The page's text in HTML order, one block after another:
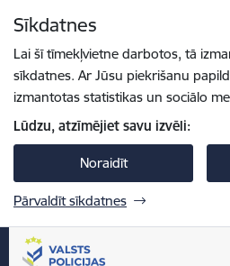
Sīkdatnes
Lai šī tīmekļvietne darbotos, tā
sīkdatnes. Ar Jūsu piekrišanu
izmantotas statistikas un sociālo
Lūdzu, atzīmējiet savu izvēli:
Noraidīt
Pārvaldīt sīkdatnes